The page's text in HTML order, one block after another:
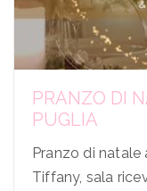
PRANZO DI
PUGLIA
Pranzo di natale
Tiffany, sala